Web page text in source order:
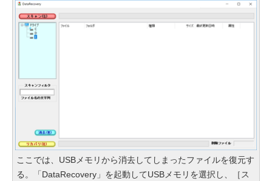
ここでは、USBメモリから消去してしまったファイルを復元す
る。「DataRecovery」を起動してUSBメモリを選択し、［ス